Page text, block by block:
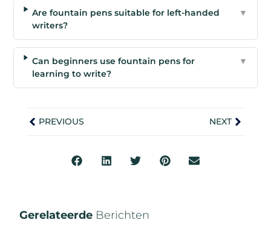
Are fountain pens suitable for left-handed
writers?
▼
Can beginners use fountain pens for
learning to write?
▼
PREVIOUS NEXT
Gerelateerde Berichten